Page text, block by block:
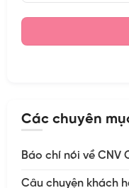
Các chuyên
Báo chí nói về CNV
Câu chuyện khách